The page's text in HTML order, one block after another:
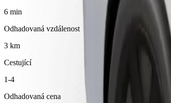
6 min
Odhadovaná vzdálenost
3 km
Cestující
1-4
Odhadovaná cena